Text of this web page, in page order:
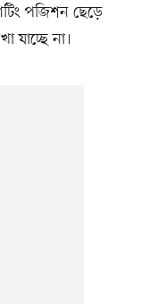
পজিশন ছেড়ে
যাচ্ছে না।